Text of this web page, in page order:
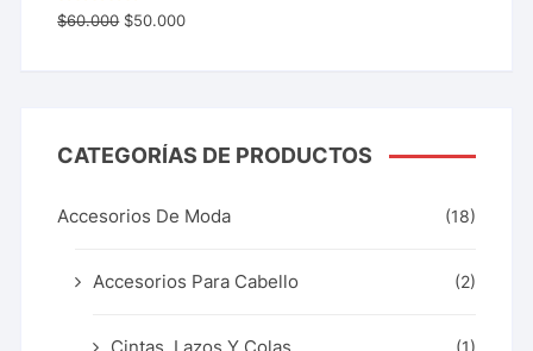
Valorado
con 5.00
$60.000 $50.000
CATEGORÍAS DE PRODUCTOS
Accesorios De Moda (18)
Accesorios Para Cabello (2)